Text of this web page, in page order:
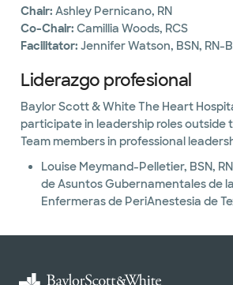
Chair: Ashley Pernicano, RN
Co-Chair: Camillia Woods, RCS
Facilitator: Jennifer Watson, BSN, RN-
Liderazgo profesional
Baylor Scott & White The Heart
participate in leadership roles outside
Team members in professional
Louise Meymand-Pelletier, BSN,
de Asuntos Gubernamentales de
Enfermeras de PeriAnestesia de